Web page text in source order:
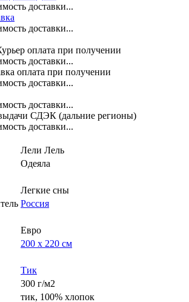
доставки...
доставки...
оплата при получении
доставки...
оплата при получении
доставки...
доставки...
СДЭК (дальние регионы)
доставки...
Лели Лель
Одеяла
Легкие сны
Россия
Евро
200 х 220 см
Тик
300 г/м2
тик, 100% хлопок